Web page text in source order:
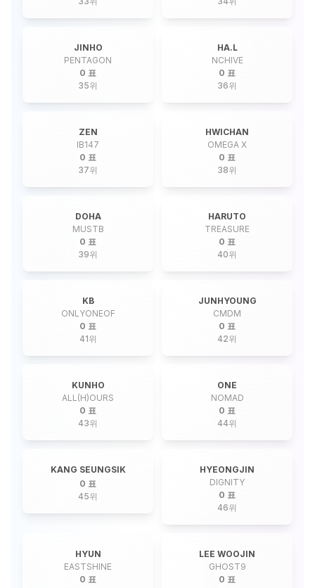
JINHO
PENTAGON
0 표
35위
HA.L
NCHIVE
0 표
36위
ZEN
IB147
0 표
37위
HWICHAN
OMEGA X
0 표
38위
DOHA
MUSTB
0 표
39위
HARUTO
TREASURE
0 표
40위
KB
ONLYONEOF
0 표
41위
JUNHYOUNG
CMDM
0 표
42위
KUNHO
ALL(H)OURS
0 표
43위
ONE
NOMAD
0 표
44위
KANG SEUNGSIK
0 표
45위
HYEONGJIN
DIGNITY
0 표
46위
HYUN
EASTSHINE
0 표
LEE WOOJIN
GHOST9
0 표